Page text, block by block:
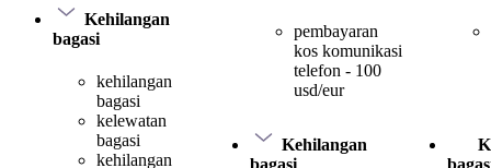
Kehilangan
bagasi
kehilangan
bagasi
kelewatan
bagasi
kehilangan
pembayaran
kos komunikasi
telefon - 100
usd/eur
Kehilangan
bagasi